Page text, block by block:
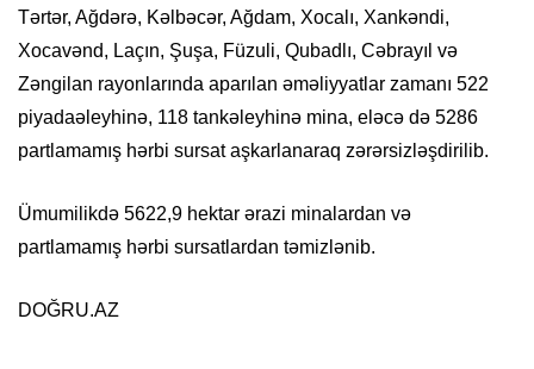
Tərtər, Ağdərə, Kəlbəcər, Ağdam, Xocalı, Xankəndi,
Xocavənd, Laçın, Şuşa, Füzuli, Qubadlı, Cəbrayıl və
Zəngilan rayonlarında aparılan əməliyyatlar zamanı 522
piyadaəleyhinə, 118 tankəleyhinə mina, eləcə də 5286
partlamamış hərbi sursat aşkarlanaraq zərərsizləşdirilib.
Ümumilikdə 5622,9 hektar ərazi minalardan və
partlamamış hərbi sursatlardan təmizlənib.
DOĞRU.AZ